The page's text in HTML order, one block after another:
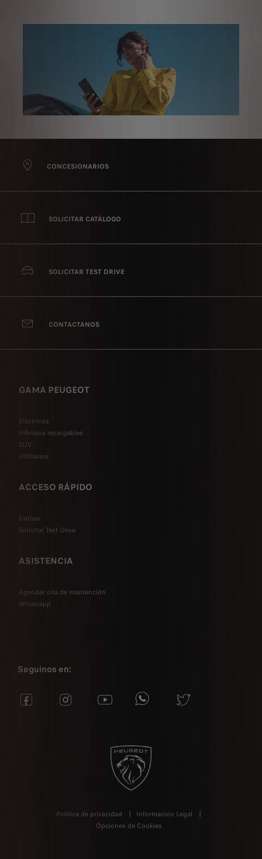
CONCESIONARIOS
SOLICITAR CATÁLOGO
SOLICITAR TEST DRIVE
CONTACTANOS
GAMA PEUGEOT
Eléctricos
Híbridos recargables
SUV
Utilitarios
ACCESO RÁPIDO
Cotizar
Solicitar Test Drive
ASISTENCIA
Agendar cita de mantención
Whatsapp
Seguinos en:
Política de privacidad
Información Legal
Opciones de Cookies